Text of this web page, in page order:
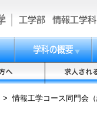
> 情報工学コース同門会